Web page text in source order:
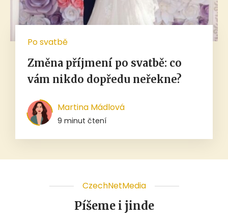
Po svatbě
Změna příjmení po svatbě: co
vám nikdo dopředu neřekne?
Martina Mádlová
9 minut čtení
CzechNetMedia
Píšeme i jinde